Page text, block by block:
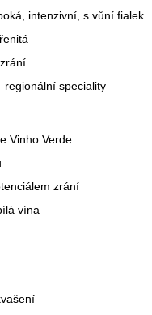
intenzivní, s vůní fialek
regionální speciality
Vinho Verde
zrání
vína